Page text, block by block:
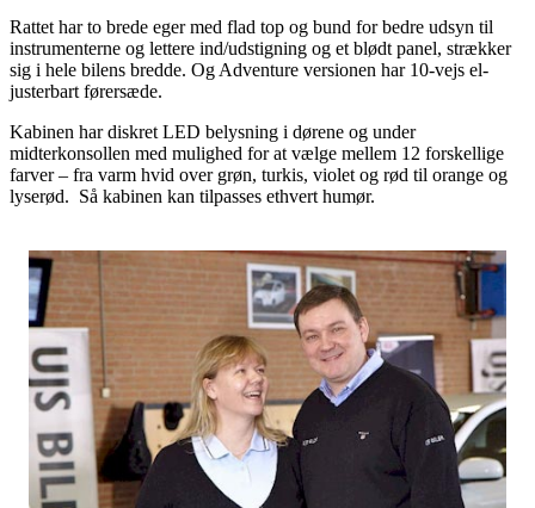
Rattet har to brede eger med flad top og bund for bedre udsyn til
instrumenterne og lettere ind/udstigning og et blødt panel, strækker
sig i hele bilens bredde. Og Adventure versionen har 10-vejs el-
justerbart førersæde.
Kabinen har diskret LED belysning i dørene og under
midterkonsollen med mulighed for at vælge mellem 12 forskellige
farver – fra varm hvid over grøn, turkis, violet og rød til orange og
lyserød. Så kabinen kan tilpasses ethvert humør.